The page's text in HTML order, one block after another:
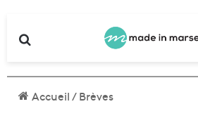
Accueil/Brèves